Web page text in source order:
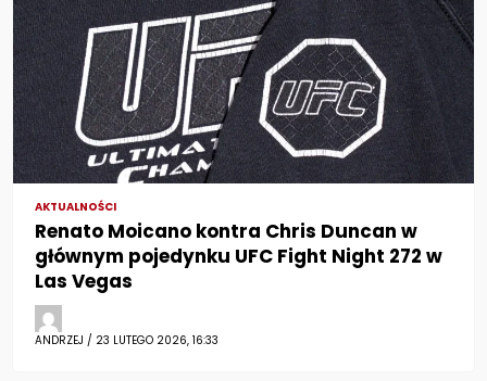
AKTUALNOŚCI
Renato Moicano kontra Chris Duncan w
głównym pojedynku UFC Fight Night 272 w
Las Vegas
ANDRZEJ / 23 LUTEGO 2026, 16:33